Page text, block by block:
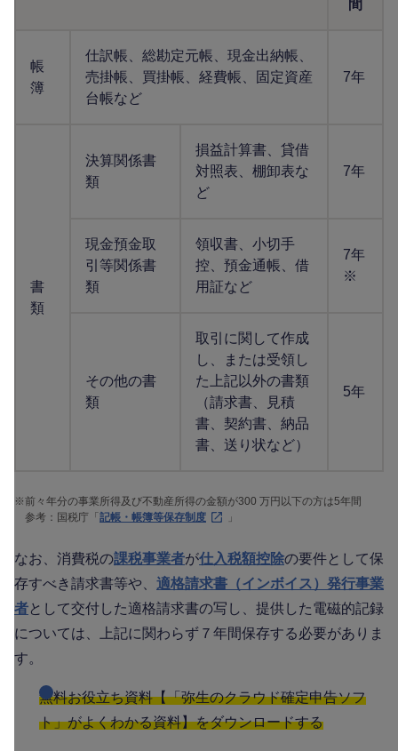
間
帳
簿
仕訳帳、総勘定元帳、現金出納帳、
売掛帳、買掛帳、経費帳、固定資産
台帳など
7年
書
類
決算関係書
類
損益計算書、貸借
対照表、棚卸表な
ど
7年
現金預金取
引等関係書
類
領収書、小切手
控、預金通帳、借
用証など
7年
※
その他の書
類
取引に関して作成
し、または受領し
た上記以外の書類
（請求書、見積
書、契約書、納品
書、送り状など）
5年
※前々年分の事業所得及び不動産所得の金額が300 万円以下の方は5年間
参考：国税庁「記帳・帳簿等保存制度 」
なお、消費税の課税事業者が仕入税額控除の要件として保
存すべき請求書等や、 適格請求書（インボイス）発行事業
者として交付した適格請求書の写し、提供した電磁的記録
については、上記に関わらず７年間保存する必要がありま
す。
無料お役立ち資料【「弥生のクラウド確定申告ソフ
ト」がよくわかる資料】をダウンロードする